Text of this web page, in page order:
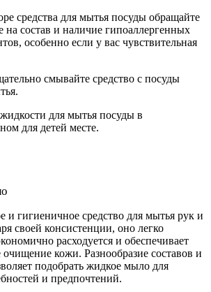
средства для мытья посуды обращайте
на состав и наличие гипоаллергенных
особенно если у вас чувствительная
смывайте средство с посуды
для мытья посуды в
для детей месте.
и гигиеничное средство для мытья рук и
своей консистенции, оно легко
расходуется и обеспечивает
кожи. Разнообразие составов и
подобрать жидкое мыло для
и предпочтений.